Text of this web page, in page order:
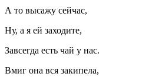
А то высажу сейчас,
Ну, а я ей заходите,
Завсегда есть чай у нас.
Вмиг она вся закипела,